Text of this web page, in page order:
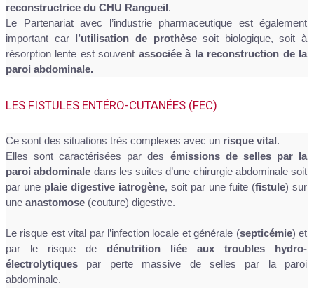
reconstructrice du CHU Rangueil.
Le Partenariat avec l’industrie pharmaceutique est également
important car l’utilisation de prothèsesoit biologique, soit à
résorption lente est souvent associée à la reconstruction de la
paroi abdominale.
LES FISTULES ENTÉRO-CUTANÉES (FEC)
Ce sont des situations très complexes avec un risque vital.
Elles sont caractérisées par des émissions de selles par la
paroi abdominale dans les suites d’une chirurgie abdominale soit
par une plaie digestive iatrogène, soit par une fuite (fistule) sur
une anastomose (couture) digestive.
Le risque est vital par l’infection locale et générale (septicémie) et
par le risque de dénutrition liée aux troubles hydro-
électrolytiques par perte massive de selles par la paroi
abdominale.